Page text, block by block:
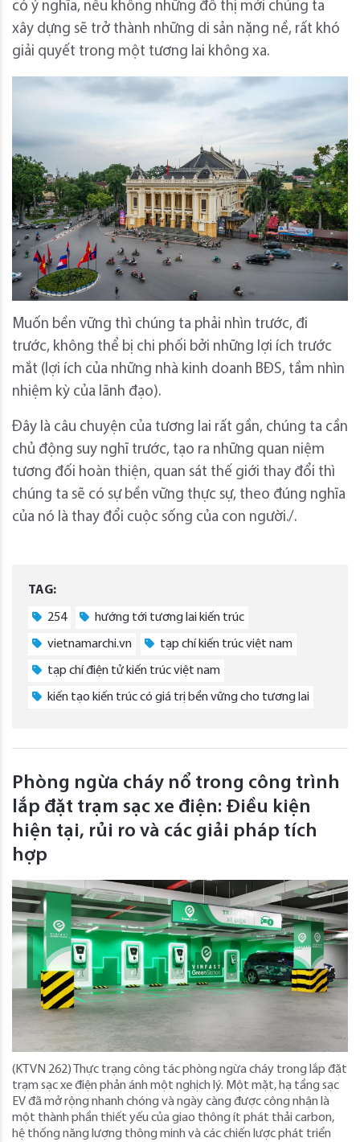
có ý nghĩa, nếu không những đô thị mới chúng ta
xây dựng sẽ trở thành những di sản nặng nề, rất khó
giải quyết trong một tương lai không xa.
Muốn bền vững thì chúng ta phải nhìn trước, đi
trước, không thể bị chi phối bởi những lợi ích trước
mắt (lợi ích của những nhà kinh doanh BĐS, tầm nhìn
nhiệm kỳ của lãnh đạo).
Đây là câu chuyện của tương lai rất gần, chúng ta cần
chủ động suy nghĩ trước, tạo ra những quan niệm
tương đối hoàn thiện, quan sát thế giới thay đổi thì
chúng ta sẽ có sự bền vững thực sự, theo đúng nghĩa
của nó là thay đổi cuộc sống của con người./.
TAG:
254 hướng tới tương lai kiến trúc
vietnamarchi.vn tạp chí kiến trúc việt nam
tạp chí điện tử kiến trúc việt nam
kiến tạo kiến trúc có giá trị bền vững cho tương lai
Phòng ngừa cháy nổ trong công trình
lắp đặt trạm sạc xe điện: Điều kiện
hiện tại, rủi ro và các giải pháp tích
hợp
(KTVN 262) Thực trạng công tác phòng ngừa cháy trong lắp đặt
trạm sạc xe điện phản ánh một nghịch lý. Một mặt, hạ tầng sạc
EV đã mở rộng nhanh chóng và ngày càng được công nhận là
một thành phần thiết yếu của giao thông ít phát thải carbon,
hệ thống năng lượng thông minh và các chiến lược phát triển